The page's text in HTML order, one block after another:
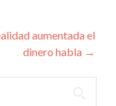
aumentada el
dinero habla →